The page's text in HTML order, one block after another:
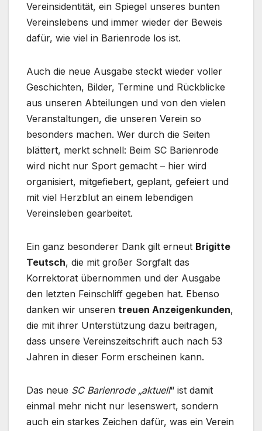
Vereinsidentität, ein Spiegel unseres bunten
Vereinslebens und immer wieder der Beweis
dafür, wie viel in Barienrode los ist.
Auch die neue Ausgabe steckt wieder voller
Geschichten, Bilder, Termine und Rückblicke
aus unseren Abteilungen und von den vielen
Veranstaltungen, die unseren Verein so
besonders machen. Wer durch die Seiten
blättert, merkt schnell: Beim SC Barienrode
wird nicht nur Sport gemacht – hier wird
organisiert, mitgefiebert, geplant, gefeiert und
mit viel Herzblut an einem lebendigen
Vereinsleben gearbeitet.
Ein ganz besonderer Dank gilt erneut Brigitte
Teutsch, die mit großer Sorgfalt das
Korrektorat übernommen und der Ausgabe
den letzten Feinschliff gegeben hat. Ebenso
danken wir unseren treuen Anzeigenkunden,
die mit ihrer Unterstützung dazu beitragen,
dass unsere Vereinszeitschrift auch nach 53
Jahren in dieser Form erscheinen kann.
Das neue SC Barienrode „aktuell“ ist damit
einmal mehr nicht nur lesenswert, sondern
auch ein starkes Zeichen dafür, was ein Verein